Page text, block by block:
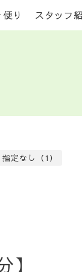
便り スタッフ
指定なし（1）